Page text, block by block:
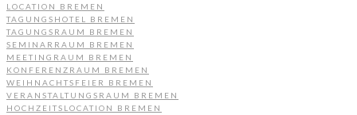
LOCATION BREMEN
TAGUNGSHOTEL BREMEN
TAGUNGSRAUM BREMEN
SEMINARRAUM BREMEN
MEETINGRAUM BREMEN
KONFERENZRAUM BREMEN
WEIHNACHTSFEIER BREMEN
VERANSTALTUNGSRAUM BREMEN
HOCHZEITSLOCATION BREMEN